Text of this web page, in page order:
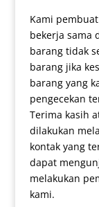
Kami
bekerja sama
barang tidak
barang jika
barang yang
pengecekan
Terima kasih
dilakukan
kontak yang
dapat
melakukan
kami.